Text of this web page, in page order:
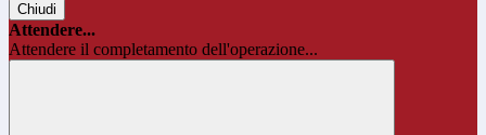
Chiudi
Attendere...
Attendere il completamento dell'operazione...